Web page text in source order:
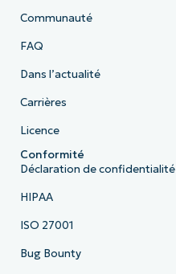
Communauté
FAQ
Dans l’actualité
Carrières
Licence
Conformité
Déclaration de confidentialité
HIPAA
ISO 27001
Bug Bounty